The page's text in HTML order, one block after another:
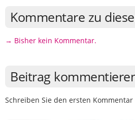
Kommentare zu
→ Bisher kein Kommentar.
Beitrag
Schreiben Sie den ersten